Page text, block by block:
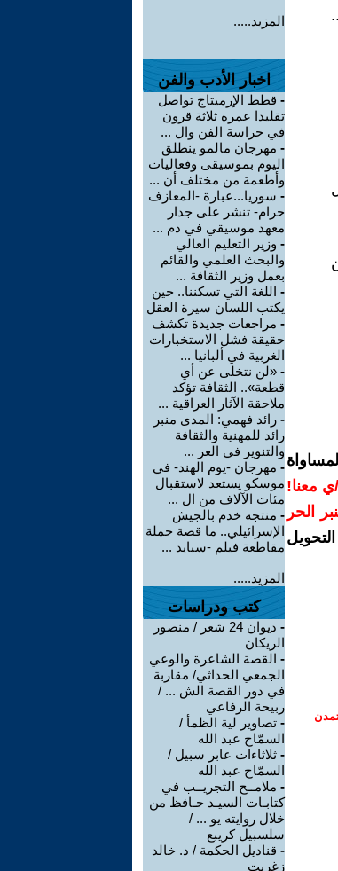
معنا!
الحر
المزيد.....
اخبار الأدب والفن
- قطط الإرميتاج تواصل
تقليدا عمره ثلاثة قرون
في حراسة الفن وال ...
- مهرجان مالمو ينطلق
اليوم بموسيقى وفعاليات
وأطعمة من مختلف أن ...
- سوريا...عبارة -المعازف
حرام- تنشر على جدار
معهد موسيقي في دم ...
- وزير التعليم العالي
والبحث العلمي والقائم
بعمل وزير الثقافة ...
- اللغة التي تسكننا.. حين
يكتب اللسان سيرة العقل
- مراجعات جديدة تكشف
حقيقة فشل الاستخبارات
الغربية في ألبانيا ...
- «لن نتخلى عن أي
قطعة».. الثقافة تؤكد
ملاحقة الآثار العراقية ...
- رائد فهمي: المدى منبر
رائد للمهنية والثقافة
والتنوير في العر ...
- مهرجان -يوم الهند- في
موسكو يستعد لاستقبال
مئات الآلاف من ال ...
- منتجه خدم بالجيش
الإسرائيلي.. ما قصة حملة
مقاطعة فيلم -سبايد ...
المزيد.....
كتب ودراسات
-
ديوان 24 شعر / منصور
الريكان
- القصة الشاعرة والوعي
الجمعي الحداثي/ مقاربة
في دور القصة الش ... /
ربيحة الرفاعي
- تصاوير لية الظمأ /
السمّاح عبد الله
- ثلاثاءات عابر سبيل /
السمّاح عبد الله
- ملامــح التجريــب في
كتابـات السيـد حـافظ من
خلال روايته يو ... /
سلسبيل كريبع
- قناديل الحكمة / د. خالد
زغريت